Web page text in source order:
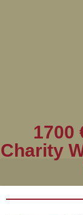
1700
Charity